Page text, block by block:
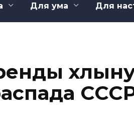
Для ума Для